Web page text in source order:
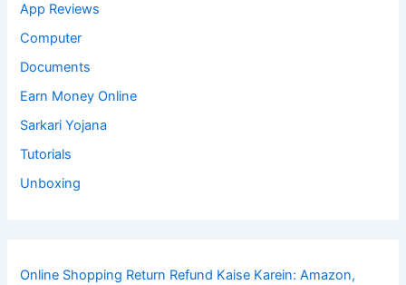
App Reviews
Computer
Documents
Earn Money Online
Sarkari Yojana
Tutorials
Unboxing
Online Shopping Return Refund Kaise Karein: Amazon,